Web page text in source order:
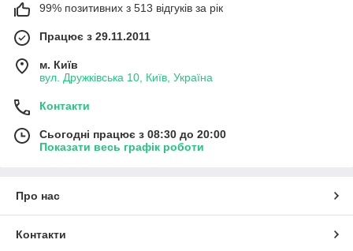
99% позитивних з 513 відгуків за рік
Працює з 29.11.2011
м. Київ
вул. Дружківська 10, Київ, Україна
Контакти
Сьогодні працює з 08:30 до 20:00
Показати весь графік роботи
Про нас
Контакти